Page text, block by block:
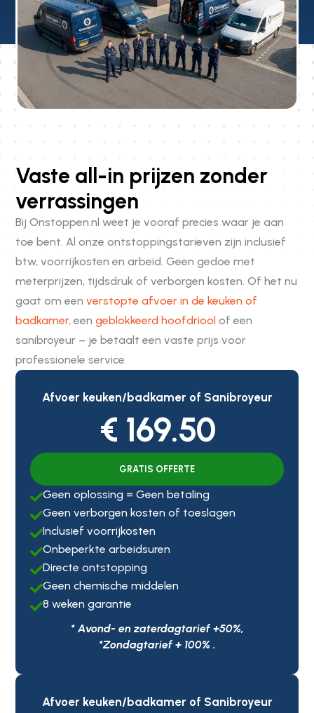
Vaste all-in prijzen zonder
verrassingen
Bij Onstoppen.nl weet je vooraf precies waar je aan
toe bent. Al onze ontstoppingstarieven zijn inclusief
btw, voorrijkosten en arbeid. Geen gedoe met
meterprijzen, tijdsdruk of verborgen kosten. Of het nu
gaat om eenverstopte afvoer in de keuken of
badkamer, eengeblokkeerd hoofdriool of een
sanibroyeur – je betaalt een vaste prijs voor
professionele service.
Afvoer keuken/badkamer of Sanibroyeur
€ 169.50
GRATIS OFFERTE
Geen oplossing = Geen betaling
Geen verborgen kosten of toeslagen
Inclusief voorrijkosten
Onbeperkte arbeidsuren
Directe ontstopping
Geen chemische middelen
8 weken garantie
* Avond- en zaterdagtarief +50%,
*Zondagtarief + 100% .
Afvoer keuken/badkamer of Sanibroyeur